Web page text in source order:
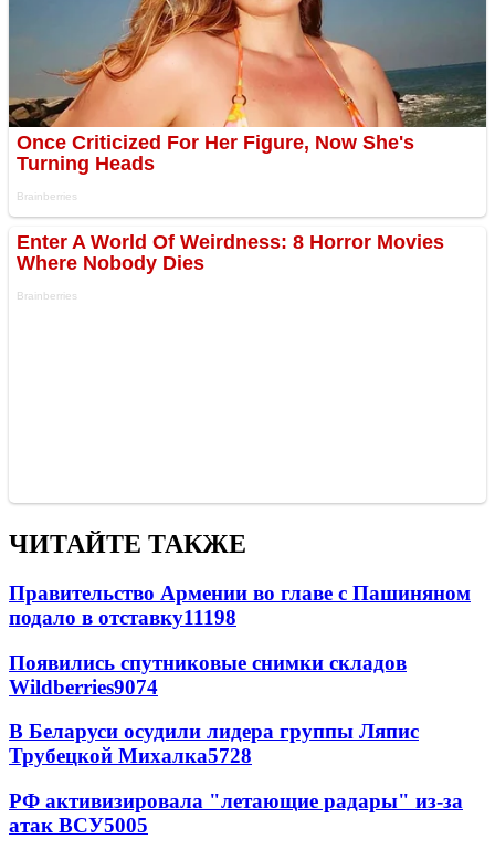
ЧИТАЙТЕ ТАКЖЕ
Правительство Армении во главе с Пашиняном
подало в отставку11198
Появились спутниковые снимки складов
Wildberries9074
В Беларуси осудили лидера группы Ляпис
Трубецкой Михалка5728
РФ активизировала "летающие радары" из-за
атак ВСУ5005